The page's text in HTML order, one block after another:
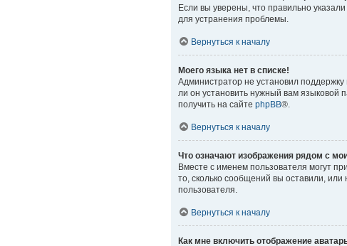
Если вы уверены, что правильно
для устранения проблемы.
Вернуться к началу
Моего языка нет в списке!
Администратор не установил
ли он установить нужный вам языковой
получить на сайтеphpBB®.
Вернуться к началу
Что означают изображения рядом с
Вместе с именем пользователя могут
то, сколько сообщений вы оставили,
пользователя.
Вернуться к началу
Как мне включить отображение